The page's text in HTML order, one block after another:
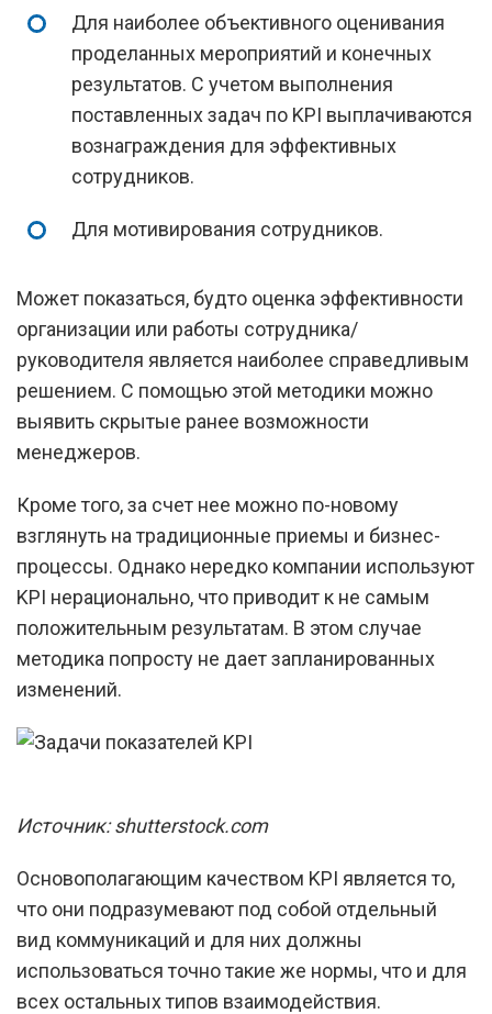
Для наиболее объективного оценивания
проделанных мероприятий и конечных
результатов. С учетом выполнения
поставленных задач по KPI выплачиваются
вознаграждения для эффективных
сотрудников.
Для мотивирования сотрудников.
Может показаться, будто оценка эффективности
организации или работы сотрудника/
руководителя является наиболее справедливым
решением. С помощью этой методики можно
выявить скрытые ранее возможности
менеджеров.
Кроме того, за счет нее можно по-новому
взглянуть на традиционные приемы и бизнес-
процессы. Однако нередко компании используют
KPI нерационально, что приводит к не самым
положительным результатам. В этом случае
методика попросту не дает запланированных
изменений.
Источник: shutterstock.com
Основополагающим качеством KPI является то,
что они подразумевают под собой отдельный
вид коммуникаций и для них должны
использоваться точно такие же нормы, что и для
всех остальных типов взаимодействия.